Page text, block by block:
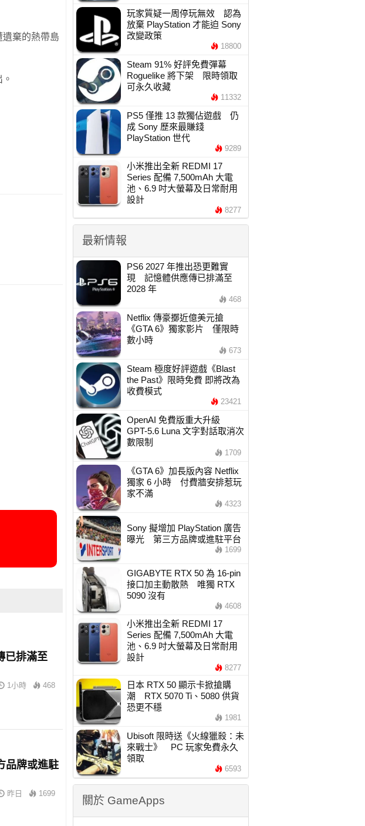
遺棄的熱帶島
已排滿至
1小時 468
牌或進駐
昨日 1699
玩家質疑一周停玩無效 認為
放棄 PlayStation 才能迫 Sony
改變政策
18800
Steam 91% 好評免費彈幕
Roguelike 將下架 限時領取
可永久收藏
11332
PS5 僅推 13 款獨佔遊戲 仍
成 Sony 歷來最賺錢
PlayStation 世代
9289
小米推出全新 REDMI 17
Series 配備 7,500mAh 大電
池、6.9 吋大螢幕及日常耐用
設計
8277
最新情報
PS6 2027 年推出恐更難實
現 記憶體供應傳已排滿至
2028 年
468
Netflix 傳豪擲近億美元搶
《GTA 6》獨家影片 僅限時
數小時
673
Steam 極度好評遊戲《Blast
the Past》限時免費 即將改為
收費模式
23421
OpenAI 免費版重大升級
GPT-5.6 Luna 文字對話取消次
數限制
1709
《GTA 6》加長版內容 Netflix
獨家 6 小時 付費牆安排惹玩
家不滿
4323
Sony 擬增加 PlayStation 廣告
曝光 第三方品牌或進駐平台
1699
GIGABYTE RTX 50 為 16-pin
接口加主動散熱 唯獨 RTX
5090 沒有
4608
小米推出全新 REDMI 17
Series 配備 7,500mAh 大電
池、6.9 吋大螢幕及日常耐用
設計
8277
日本 RTX 50 顯示卡掀搶購
潮 RTX 5070 Ti、5080 供貨
恐更不穩
1981
Ubisoft 限時送《火線獵殺：未
來戰士》 PC 玩家免費永久
領取
6593
關於 GameApps